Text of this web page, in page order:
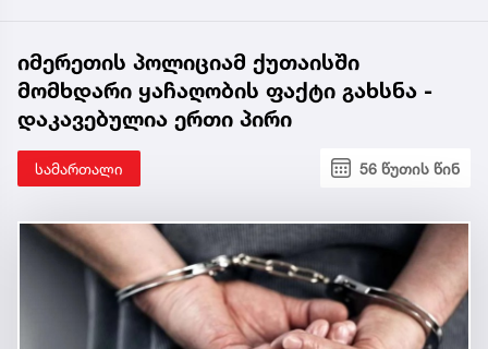
იმერეთის პოლიციამ ქუთაისში
მომხდარი ყაჩაღობის ფაქტი გახსნა -
დაკავებულია ერთი პირი
სამართალი 56 წუთის წინ